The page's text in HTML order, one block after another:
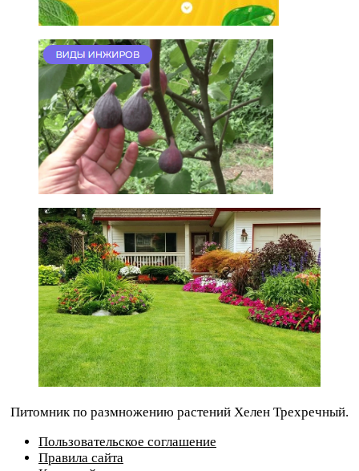
Питомник по размножению растений Хелен Трехречный.
Пользовательское соглашение
Правила сайта